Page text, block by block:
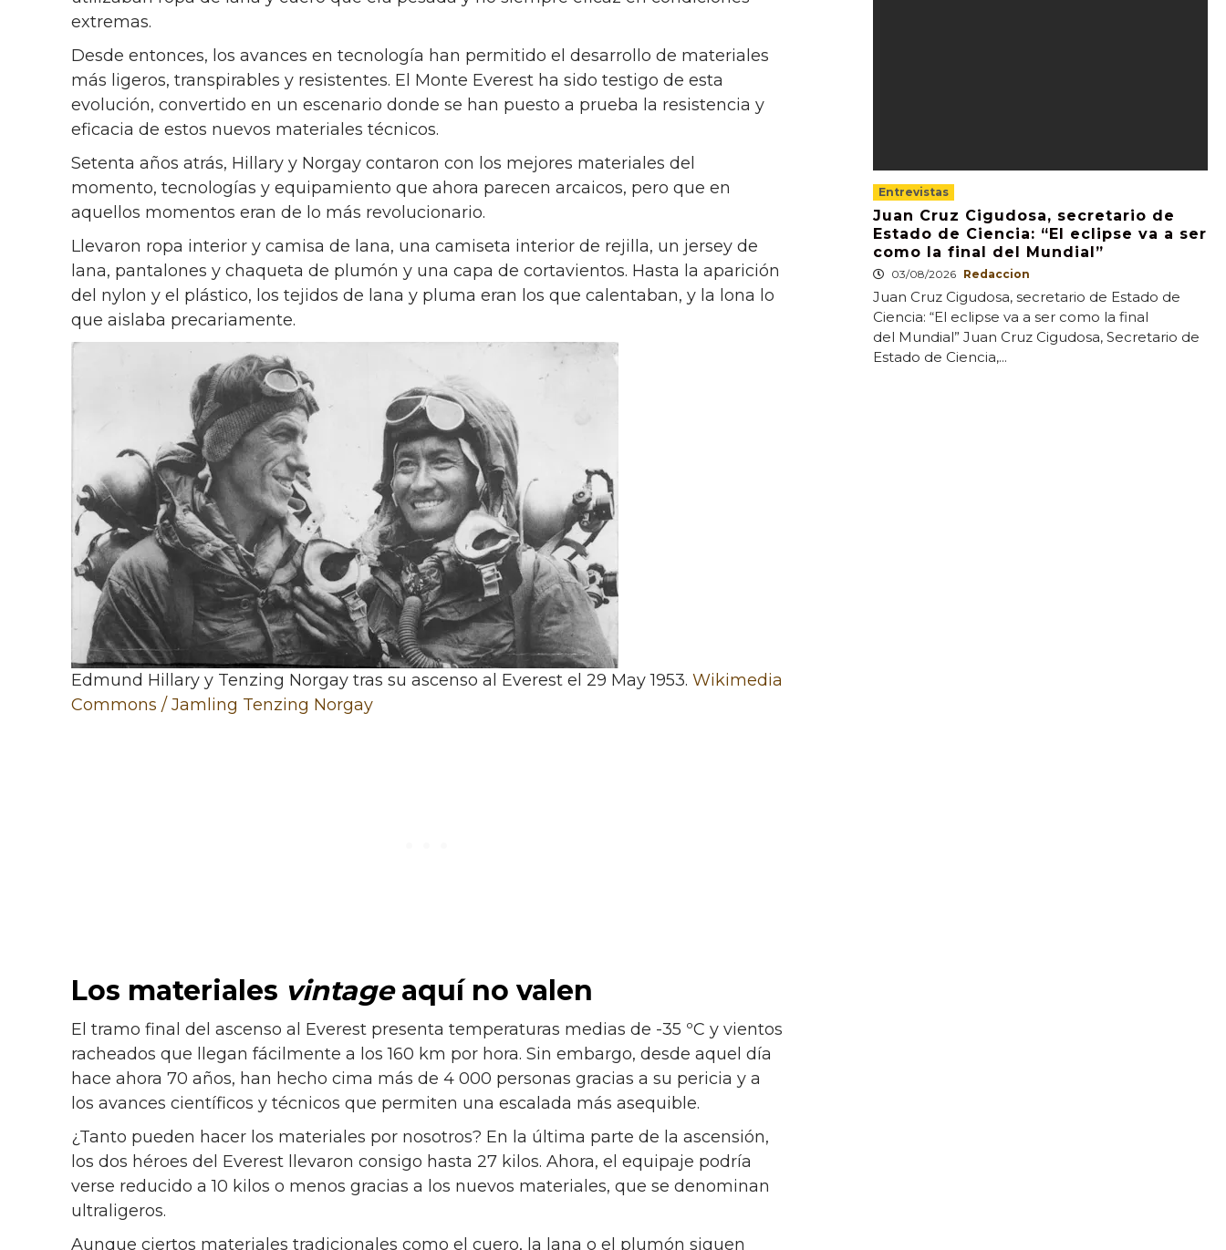
extremas.
Desde entonces, los avances en tecnología han permitido el desarrollo de materiales
más ligeros, transpirables y resistentes. El Monte Everest ha sido testigo de esta
evolución, convertido en un escenario donde se han puesto a prueba la resistencia y
eficacia de estos nuevos materiales técnicos.
Setenta años atrás, Hillary y Norgay contaron con los mejores materiales del
momento, tecnologías y equipamiento que ahora parecen arcaicos, pero que en
aquellos momentos eran de lo más revolucionario.
Llevaron ropa interior y camisa de lana, una camiseta interior de rejilla, un jersey de
lana, pantalones y chaqueta de plumón y una capa de cortavientos. Hasta la aparición
del nylon y el plástico, los tejidos de lana y pluma eran los que calentaban, y la lona lo
que aislaba precariamente.
Edmund Hillary y Tenzing Norgay tras su ascenso al Everest el 29 May 1953. Wikimedia
Commons / Jamling Tenzing Norgay
Los materiales vintageaquí no valen
El tramo final del ascenso al Everest presenta temperaturas medias de -35 ºC y vientos
racheados que llegan fácilmente a los 160 km por hora. Sin embargo, desde aquel día
hace ahora 70 años, han hecho cima más de 4 000 personas gracias a su pericia y a
los avances científicos y técnicos que permiten una escalada más asequible.
¿Tanto pueden hacer los materiales por nosotros? En la última parte de la ascensión,
los dos héroes del Everest llevaron consigo hasta 27 kilos. Ahora, el equipaje podría
verse reducido a 10 kilos o menos gracias a los nuevos materiales, que se denominan
ultraligeros.
Aunque ciertos materiales tradicionales como el cuero, la lana o el plumón siguen
Entrevistas
Juan Cruz Cigudosa, secretario de
Estado de Ciencia: “El eclipse va a ser
como la final del Mundial”
03/08/2026 Redaccion
Juan Cruz Cigudosa, secretario de Estado de
Ciencia: “El eclipse va a ser como la final
del Mundial” Juan Cruz Cigudosa, Secretario de
Estado de Ciencia,...